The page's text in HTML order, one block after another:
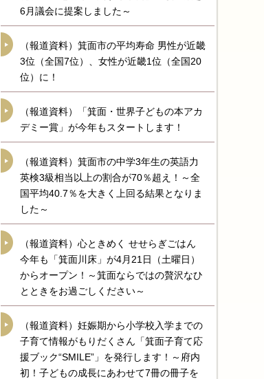
6月議会に提案しました～
（報道資料）箕面市の平均寿命 男性が近畿
3位（全国7位）、女性が近畿1位（全国20
位）に！
（報道資料）「箕面・世界子どもの本アカ
デミー賞」が今年もスタートします！
（報道資料）箕面市の中学3年生の英語力
英検3級相当以上の割合が70％超え！～全
国平均40.7％を大きく上回る結果となりま
した～
（報道資料）心ときめく せせらぎごはん
今年も「箕面川床」が4月21日（土曜日）
からオープン！～箕面ならではの贅沢なひ
とときをお過ごしください～
（報道資料）妊娠期から小学校入学までの
子育て情報がもりだくさん「箕面子育て応
援ブック“SMILE”」を発行します！～府内
初！子どもの成長にあわせて7冊の冊子を